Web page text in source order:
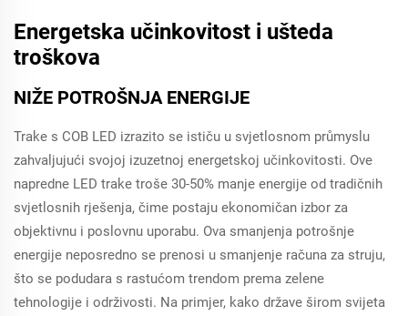
Energetska učinkovitost i ušteda
troškova
NIŽE POTROŠNJA ENERGIJE
Trake s COB LED izrazito se ističu u svjetlosnom průmyslu
zahvaljujući svojoj izuzetnoj energetskoj učinkovitosti. Ove
napredne LED trake troše 30-50% manje energije od tradičnih
svjetlosnih rješenja, čime postaju ekonomičan izbor za
objektivnu i poslovnu uporabu. Ova smanjenja potrošnje
energije neposredno se prenosi u smanjenje računa za struju,
što se podudara s rastućom trendom prema zelene
tehnologije i održivosti. Na primjer, kako države širom svijeta